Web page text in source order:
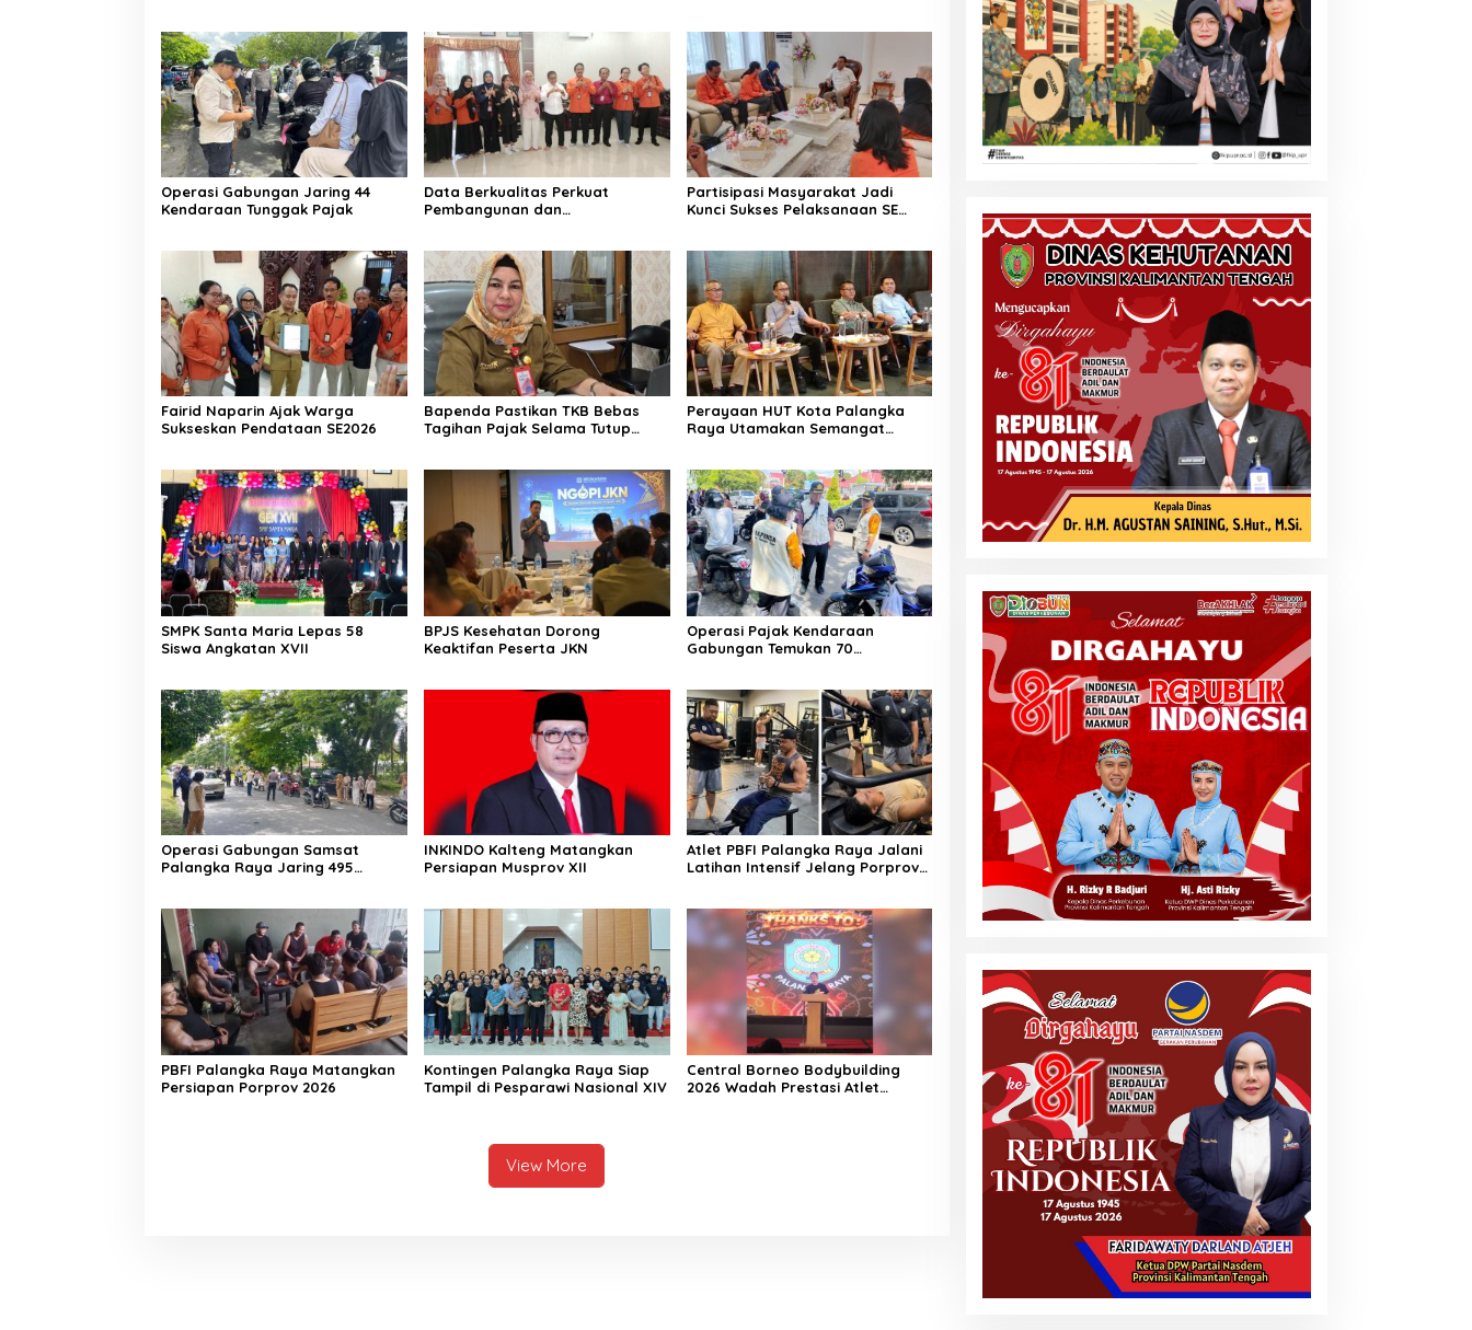
Operasi Gabungan Jaring 44
Kendaraan Tunggak Pajak
Data Berkualitas Perkuat
Pembangunan dan
Partisipasi Masyarakat Jadi
Kunci Sukses Pelaksanaan SE
Fairid Naparin Ajak Warga
Sukseskan Pendataan SE2026
Bapenda Pastikan TKB Bebas
Tagihan Pajak Selama Tutup
Perayaan HUT Kota Palangka
Raya Utamakan Semangat
SMPK Santa Maria Lepas 58
Siswa Angkatan XVII
BPJS Kesehatan Dorong
Keaktifan Peserta JKN
Operasi Pajak Kendaraan
Gabungan Temukan 70
Operasi Gabungan Samsat
Palangka Raya Jaring 495
INKINDO Kalteng Matangkan
Persiapan Musprov XII
Atlet PBFI Palangka Raya Jalani
Latihan Intensif Jelang Porprov
PBFI Palangka Raya Matangkan
Persiapan Porprov 2026
Kontingen Palangka Raya Siap
Tampil di Pesparawi Nasional XIV
Central Borneo Bodybuilding
2026 Wadah Prestasi Atlet
View More